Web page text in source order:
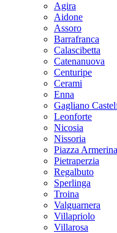
Agira
Aidone
Assoro
Barrafranca
Calascibetta
Catenanuova
Centuripe
Cerami
Enna
Gagliano
Leonforte
Nicosia
Nissoria
Piazza Armerina
Pietraperzia
Regalbuto
Sperlinga
Troina
Valguarnera
Villapriolo
Villarosa